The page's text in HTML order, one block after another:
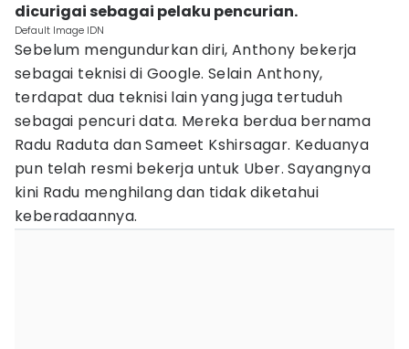
dicurigai sebagai pelaku pencurian.
Default Image IDN
Sebelum mengundurkan diri, Anthony bekerja
sebagai teknisi di Google. Selain Anthony,
terdapat dua teknisi lain yang juga tertuduh
sebagai pencuri data. Mereka berdua bernama
Radu Raduta dan Sameet Kshirsagar. Keduanya
pun telah resmi bekerja untuk Uber. Sayangnya
kini Radu menghilang dan tidak diketahui
keberadaannya.